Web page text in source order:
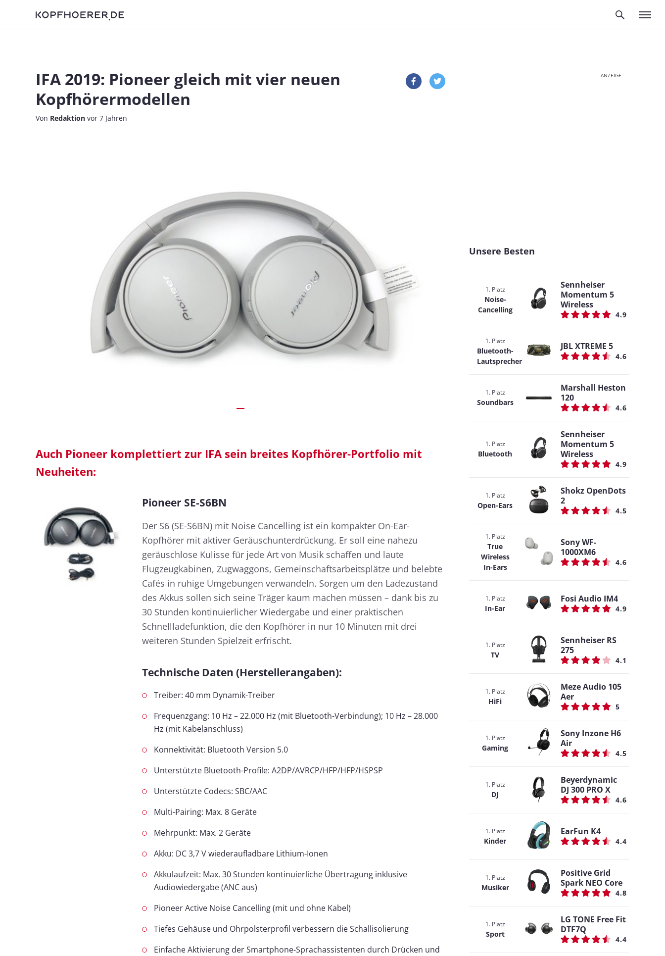
IFA 2019: Pioneer gleich mit vier neuen
Kopfhörermodellen
Von Redaktion vor 7 Jahren
Auch Pioneer komplettiert zur IFA sein breites Kopfhörer-Portfolio mit
Neuheiten:
Pioneer SE-S6BN
Der S6 (SE-S6BN) mit Noise Cancelling ist ein kompakter On-Ear-
Kopfhörer mit aktiver Geräuschunterdrückung. Er soll eine nahezu
geräuschlose Kulisse für jede Art von Musik schaffen und laute
Flugzeugkabinen, Zugwaggons, Gemeinschaftsarbeitsplätze und belebte
Cafés in ruhige Umgebungen verwandeln. Sorgen um den Ladezustand
des Akkus sollen sich seine Träger kaum machen müssen – dank bis zu
30 Stunden kontinuierlicher Wiedergabe und einer praktischen
Schnellladefunktion, die den Kopfhörer in nur 10 Minuten mit drei
weiteren Stunden Spielzeit erfrischt.
Technische Daten (Herstellerangaben):
Treiber: 40 mm Dynamik-Treiber
Frequenzgang: 10 Hz – 22.000 Hz (mit Bluetooth-Verbindung); 10 Hz – 28.000
Hz (mit Kabelanschluss)
Konnektivität: Bluetooth Version 5.0
Unterstützte Bluetooth-Profile: A2DP/AVRCP/HFP/HFP/HSPSP
Unterstützte Codecs: SBC/AAC
Multi-Pairing: Max. 8 Geräte
Mehrpunkt: Max. 2 Geräte
Akku: DC 3,7 V wiederaufladbare Lithium-Ionen
Akkulaufzeit: Max. 30 Stunden kontinuierliche Übertragung inklusive
Audiowiedergabe (ANC aus)
Pioneer Active Noise Cancelling (mit und ohne Kabel)
Tiefes Gehäuse und Ohrpolsterprofil verbessern die Schallisolierung
Einfache Aktivierung der Smartphone-Sprachassistenten durch Drücken und
ANZEIGE
Unsere Besten
1. Platz
Noise-
Cancelling
Sennheiser
Momentum 5
Wireless
4.9
1. Platz
Bluetooth-
Lautsprecher
JBL XTREME 5
4.6
1. Platz
Soundbars
Marshall Heston
120
4.6
1. Platz
Bluetooth
Sennheiser
Momentum 5
Wireless
4.9
1. Platz
Open-Ears
Shokz OpenDots
2
4.5
1. Platz
True
Wireless
In-Ears
Sony WF-
1000XM6
4.6
1. Platz
In-Ear
Fosi Audio IM4
4.9
1. Platz
TV
Sennheiser RS
275
4.1
1. Platz
HiFi
Meze Audio 105
Aer
5
1. Platz
Gaming
Sony Inzone H6
Air
4.5
1. Platz
DJ
Beyerdynamic
DJ 300 PRO X
4.6
1. Platz
Kinder
EarFun K4
4.4
1. Platz
Musiker
Positive Grid
Spark NEO Core
4.8
1. Platz
Sport
LG TONE Free Fit
DTF7Q
4.4